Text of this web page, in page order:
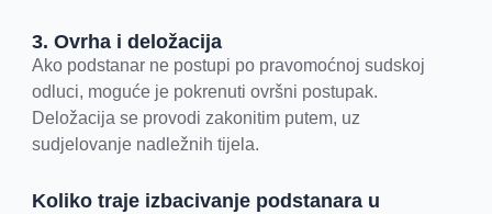
3. Ovrha i deložacija
Ako podstanar ne postupi po pravomoćnoj sudskoj
odluci, moguće je pokrenuti ovršni postupak.
Deložacija se provodi zakonitim putem, uz
sudjelovanje nadležnih tijela.
Koliko traje izbacivanje podstanara u